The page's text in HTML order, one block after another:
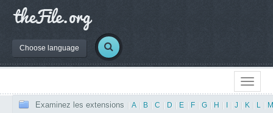
Choose language
Examinez les extensions A B C D E F G H J K L M